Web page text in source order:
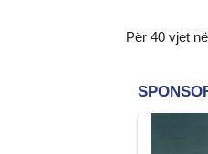
Për 40 vjet